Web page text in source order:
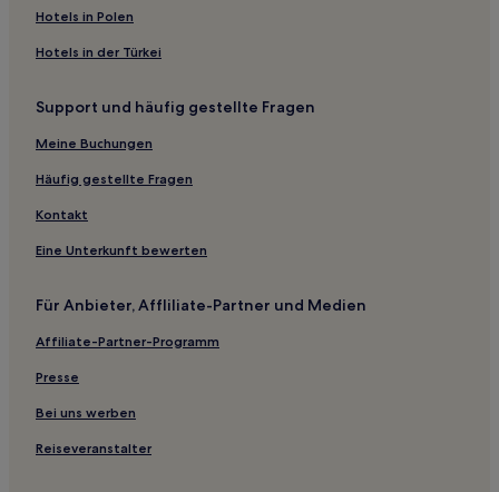
Hotels nahe Straßenbahnhaltestelle Sportforum
Hotels nahe Lichtenberg
Hotels nahe S-Bahnhof S Bornholmer Straße
Hotels nahe Haltestelle Badesee
Hotels nahe Straßenbahnhaltestelle Falkenberg
Hotels nahe Straßenbahnhaltestelle Niederbarnimstraße
Deutschland: Hotels
Hotels nahe Straßenbahnhaltestelle Kuckhoffstraße
Hotels nahe Straßenbahnhaltestelle Dingelstädter Straße
Hotels nahe Straßenbahnhaltestelle Lerchenfelder
Straße
Hotels in Polen
Hotels in der Türkei
Support und häufig gestellte Fragen
Meine Buchungen
Häufig gestellte Fragen
Kontakt
Eine Unterkunft bewerten
Für Anbieter, Affliliate-Partner und Medien
Affiliate-Partner-Programm
Presse
Bei uns werben
Reiseveranstalter